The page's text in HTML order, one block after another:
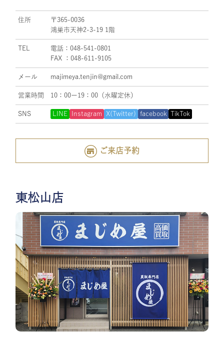
住所
〒365-0036
鴻巣市天神2-3-19 1階
TEL
電話：048-541-0801
FAX ：048-611-9105
メール majimeya.tenjin@gmail.com
営業時間 10：00ー19：00（水曜定休）
SNS LINE Instagram X(Twitter) facebook TikTok
ご来店予約
東松山店